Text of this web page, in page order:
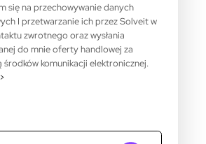
się na przechowywanie danych
I przetwarzanie ich przez Solveit w
zwrotnego oraz wysłania
do mnie oferty handlowej za
środków komunikacji elektronicznej.